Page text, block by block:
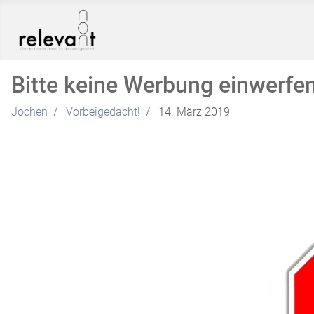
Bitte keine Werbung
Jochen Vorbeigedacht! 14. März 2019